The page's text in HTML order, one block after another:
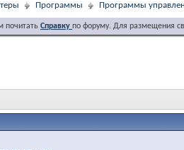
Программы Программы
почитать Справку по форуму. Для размещения